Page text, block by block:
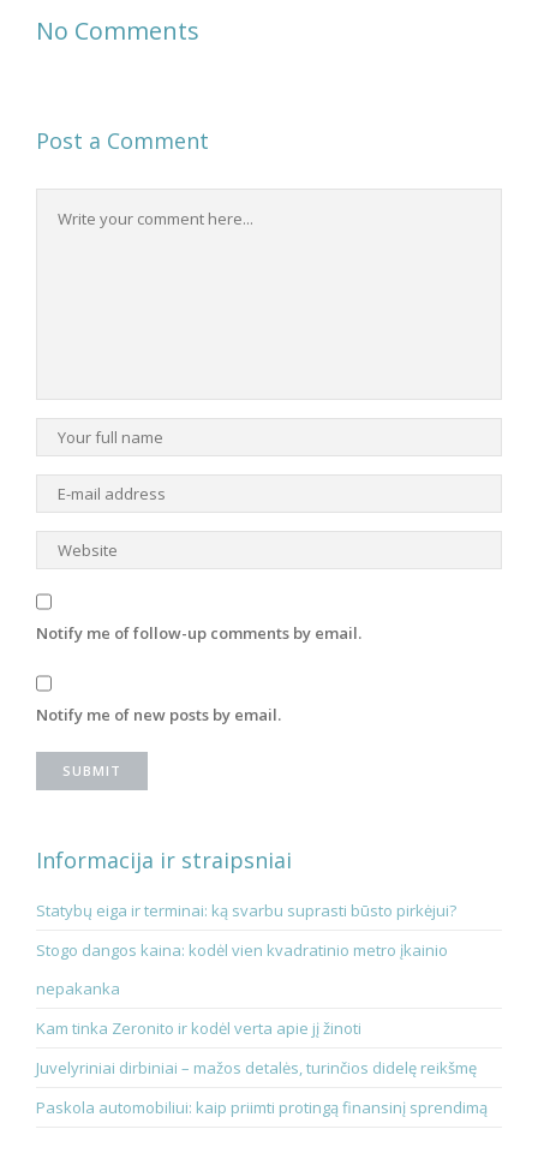
No Comments
Post a Comment
Notify me of follow-up comments by email.
Notify me of new posts by email.
Informacija ir straipsniai
Statybų eiga ir terminai: ką svarbu suprasti būsto pirkėjui?
Stogo dangos kaina: kodėl vien kvadratinio metro įkainio
nepakanka
Kam tinka Zeronito ir kodėl verta apie jį žinoti
Juvelyriniai dirbiniai – mažos detalės, turinčios didelę reikšmę
Paskola automobiliui: kaip priimti protingą finansinį sprendimą